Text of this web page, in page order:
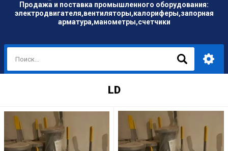
Продажа и поставка промышленного оборудования:
электродвигателя,вентиляторы,калориферы,запорная
арматура,манометры,счетчики
LD